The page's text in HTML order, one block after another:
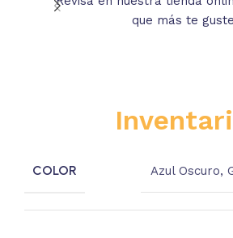
que más te
COLOR Azul Oscuro,